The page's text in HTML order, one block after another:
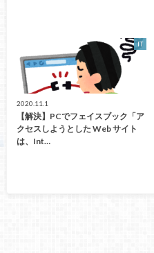
IT
2020.11.1
【解決】PCでフェイスブック「ア
クセスしようとした Web サイト
は、Int…